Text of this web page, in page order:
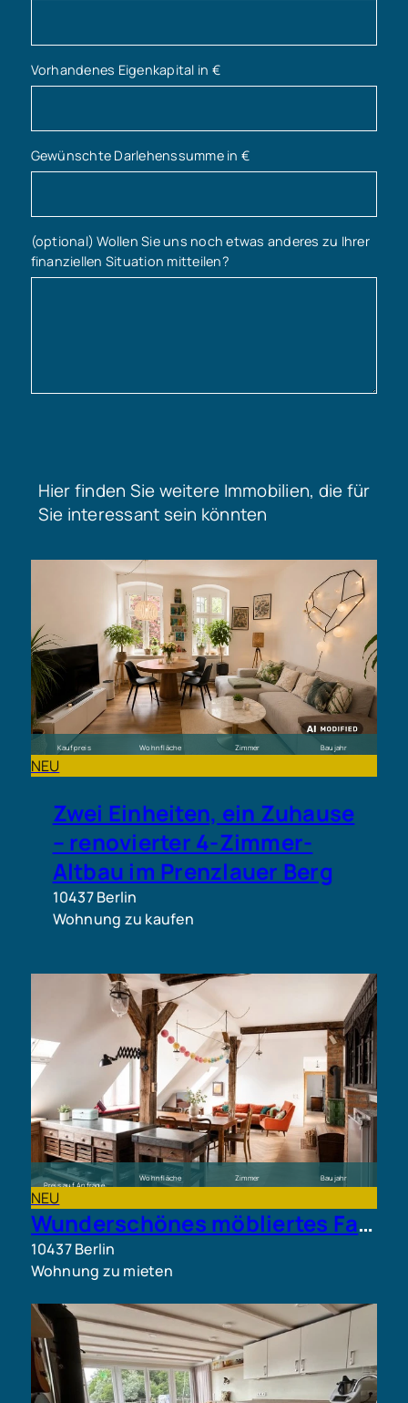
Vorhandenes Eigenkapital in €
Gewünschte Darlehenssumme in €
(optional) Wollen Sie uns noch etwas anderes zu Ihrer
finanziellen Situation mitteilen?
Hier finden Sie weitere Immobilien, die für
Sie interessant sein könnten
NEU
Kaufpreis
950.000 €
Wohnfläche Zimmer Baujahr
Zwei Einheiten, ein Zuhause
– renovierter 4-Zimmer-
Altbau im Prenzlauer Berg
10437 Berlin
Wohnung zu kaufen
NEU
Preis auf Anfrage
Wohnfläche Zimmer Baujahr
Wunderschönes möbliertes Fabrikloft im Herzen von Prenzlauer Berg
10437 Berlin
Wohnung zu mieten